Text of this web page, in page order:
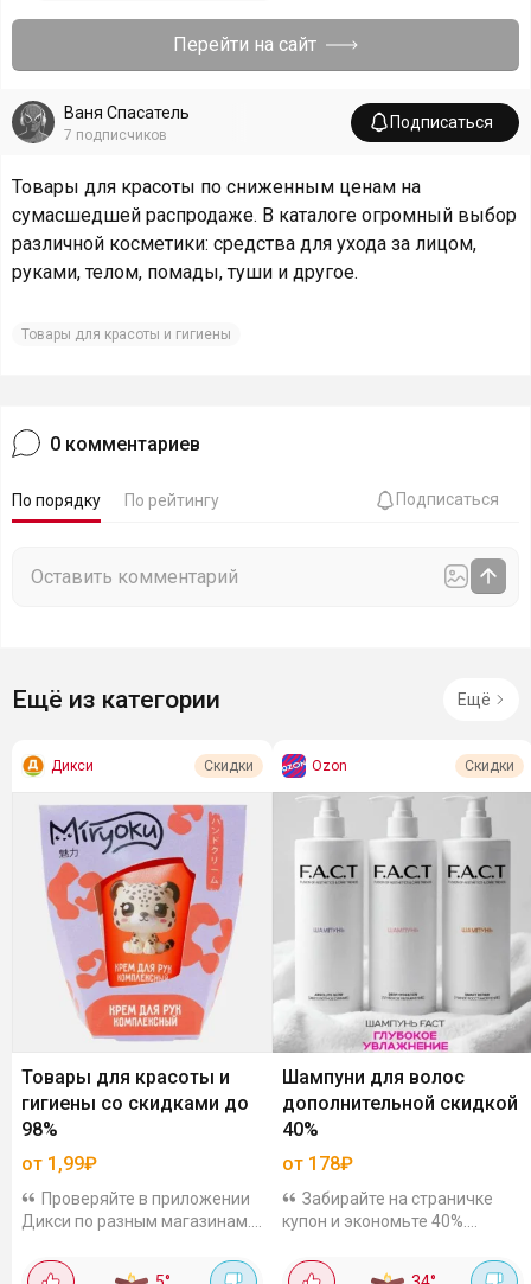
Перейти на сайт
Ваня Спасатель
7 подписчиков
Подписаться
Товары для красоты по сниженным ценам на
сумасшедшей распродаже. В каталоге огромный выбор
различной косметики: средства для ухода за лицом,
руками, телом, помады, туши и другое.
Товары для красоты и гигиены
0 комментариев
По порядку По рейтингу Подписаться
Ещё из категории Ещё
Дикси Скидки
Товары для красоты и
гигиены со скидками до
98%
от 1,99₽
Проверяйте в приложении
Дикси по разным магазинам.
отличаться. Это не все скидки,
Ozon Скидки
Шампуни для волос
дополнительной скидкой
40%
от 178₽
Забирайте на страничке
купон и экономьте 40%.
литр, на выбор